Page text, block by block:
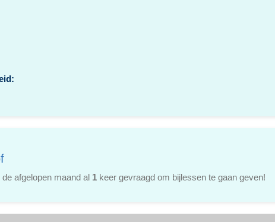
afgelopen maand al 1 keer gevraagd om bijlessen te gaan geven!